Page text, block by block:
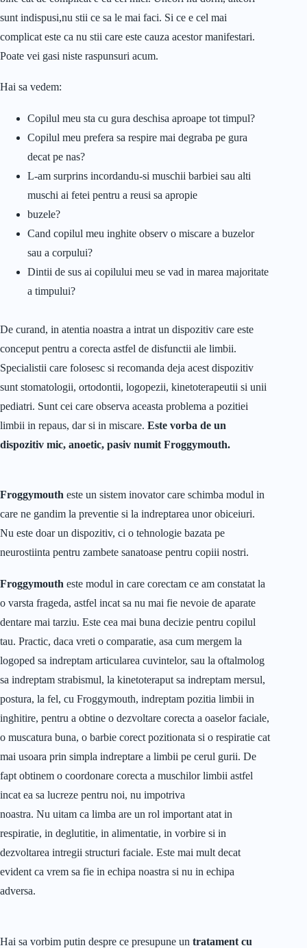
sunt indispusi,nu stii ce sa le mai faci. Si ce e cel mai
complicat este ca nu stii care este cauza acestor manifestari.
Poate vei gasi niste raspunsuri acum.
Hai sa vedem:
Copilul meu sta cu gura deschisa aproape tot timpul?
Copilul meu prefera sa respire mai degraba pe gura
decat pe nas?
L-am surprins incordandu-si muschii barbiei sau alti
muschi ai fetei pentru a reusi sa apropie
buzele?
Cand copilul meu inghite observ o miscare a buzelor
sau a corpului?
Dintii de sus ai copilului meu se vad in marea majoritate
a timpului?
De curand, in atentia noastra a intrat un dispozitiv care este
conceput pentru a corecta astfel de disfunctii ale limbii.
Specialistii care folosesc si recomanda deja acest dispozitiv
sunt stomatologii, ortodontii, logopezii, kinetoterapeutii si unii
pediatri. Sunt cei care observa aceasta problema a pozitiei
limbii in repaus, dar si in miscare. Este vorba de un
dispozitiv mic, anoetic, pasiv numit Froggymouth.
Froggymouth este un sistem inovator care schimba modul in
care ne gandim la preventie si la indreptarea unor obiceiuri.
Nu este doar un dispozitiv, ci o tehnologie bazata pe
neurostiinta pentru zambete sanatoase pentru copiii nostri.
Froggymouth este modul in care corectam ce am constatat la
o varsta frageda, astfel incat sa nu mai fie nevoie de aparate
dentare mai tarziu. Este cea mai buna decizie pentru copilul
tau. Practic, daca vreti o comparatie, asa cum mergem la
logoped sa indreptam articularea cuvintelor, sau la oftalmolog
sa indreptam strabismul, la kinetoteraput sa indreptam mersul,
postura, la fel, cu Froggymouth, indreptam pozitia limbii in
inghitire, pentru a obtine o dezvoltare corecta a oaselor faciale,
o muscatura buna, o barbie corect pozitionata si o respiratie cat
mai usoara prin simpla indreptare a limbii pe cerul gurii. De
fapt obtinem o coordonare corecta a muschilor limbii astfel
incat ea sa lucreze pentru noi, nu impotriva
noastra. Nu uitam ca limba are un rol important atat in
respiratie, in deglutitie, in alimentatie, in vorbire si in
dezvoltarea intregii structuri faciale. Este mai mult decat
evident ca vrem sa fie in echipa noastra si nu in echipa
adversa.
Hai sa vorbim putin despre ce presupune un tratament cu